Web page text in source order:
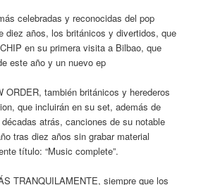
celebradas y reconocidas del pop
diez años, los británicos y divertidos, que
en su primera visita a Bilbao, que
este año y un nuevo ep
ORDER, también británicos y herederos
que incluirán en su set, además de
atrás, canciones de su notable
tras diez años sin grabar material
título: “Music complete”.
TRANQUILAMENTE, siempre que los